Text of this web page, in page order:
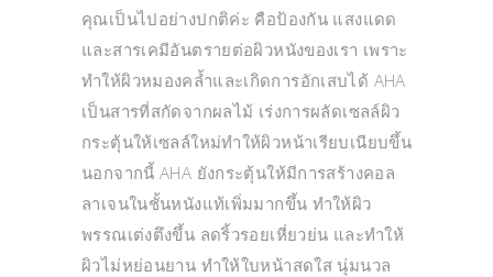
คุณเป็นไปอย่างปกติค่ะ คือป้องกัน แสงแดด
และสารเคมีอันตรายต่อผิวหนังของเรา เพราะ
ทำให้ผิวหมองคล้ำและเกิดการอักเสบได้ AHA
เป็นสารที่สกัดจากผลไม้ เร่งการผลัดเซลล์ผิว
กระตุ้นให้เซลล์ใหม่ทำให้ผิวหน้าเรียบเนียบขึ้น
นอกจากนี้ AHA ยังกระตุ้นให้มีการสร้างคอล
ลาเจนในชั้นหนังแท้เพิ่มมากขึ้น ทำให้ผิว
พรรณเต่งตึงขึ้น ลดริ้วรอยเหี่ยวย่น และทำให้
ผิวไม่หย่อนยาน ทำให้ใบหน้าสดใส นุ่มนวล